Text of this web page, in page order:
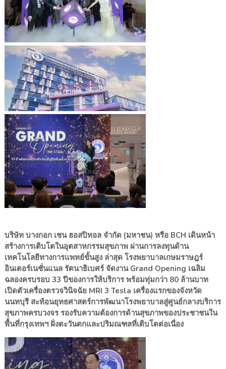
บริษัท บางกอก เชน ฮอสปิทอล จำกัด (มหาชน) หรือ BCH เดินหน้า
สร้างการเติบโตในอุตสาหกรรมสุขภาพ ผ่านการลงทุนด้าน
เทคโนโลยีทางการแพทย์ขั้นสูง ล่าสุด โรงพยาบาลเกษมราษฎร์
อินเตอร์เนชั่นแนล รัตนาธิเบศร์ จัดงาน Grand Opening เฉลิม
ฉลองครบรอบ 33 ปีของการให้บริการ พร้อมทุ่มกว่า 80 ล้านบาท
เปิดตัวเครื่องตรวจวินิจฉัย MRI 3 Tesla เครื่องแรกของจังหวัด
นนทบุรี สะท้อนยุทธศาสตร์การพัฒนาโรงพยาบาลสู่ศูนย์กลางบริการ
สุขภาพครบวงจร รองรับความต้องการด้านสุขภาพของประชาชนใน
พื้นที่กรุงเทพฯ ฝั่งตะวันตกและปริมณฑลที่เติบโตต่อเนื่อง